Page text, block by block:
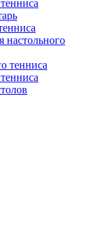
настольного
тенниса